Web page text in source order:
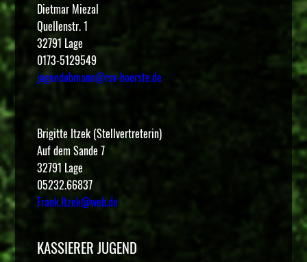
Dietmar Miezal
Quellenstr. 1
32791 Lage
0173-5129549
jugendobmann@rsv-hoerste.de
Brigitte Itzek (Stellvertreterin)
Auf dem Sande 7
32791 Lage
05232.66837
Frank.Itzek@web.de
KASSIERER JUGEND